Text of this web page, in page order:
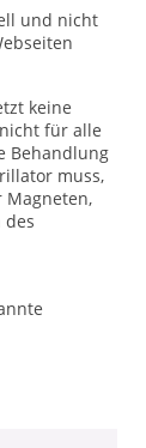
und nicht
keine
für alle
Behandlung
muss,
Magneten,
des